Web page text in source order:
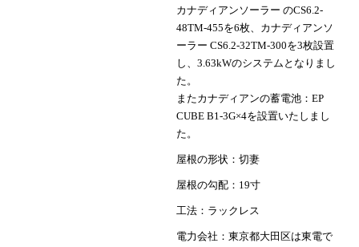
カナディアンソーラー のCS6.2-
48TM-455を6枚、カナディアンソ
ーラー CS6.2-32TM-300を3枚設置
し、3.63kWのシステムとなりまし
た。
またカナディアンの蓄電池：EP
CUBE B1-3G×4を設置いたしまし
た。
屋根の形状：切妻
屋根の勾配：19寸
工法：ラックレス
電力会社：東京都大田区は東電で